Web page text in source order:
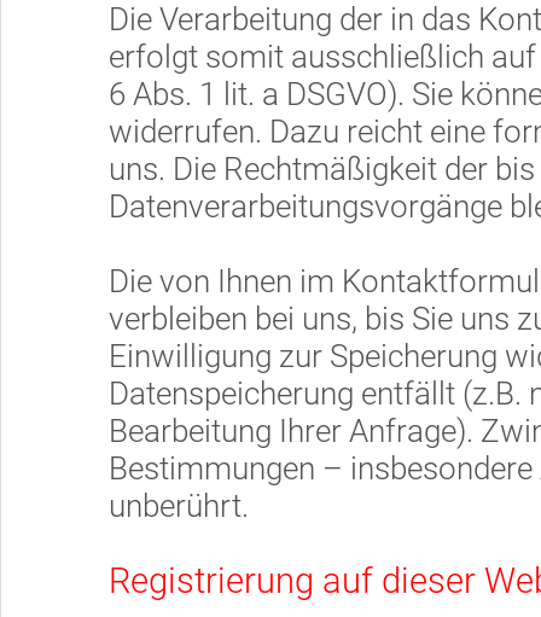
Die Verarbeitung der in das
erfolgt somit ausschließlich
6 Abs. 1 lit. a DSGVO). Sie
widerrufen. Dazu reicht eine
uns. Die Rechtmäßigkeit der
Datenverarbeitungsvorgänge
Die von Ihnen im
verbleiben bei uns, bis Sie uns
Einwilligung zur Speicherung
Datenspeicherung entfällt (z.B.
Bearbeitung Ihrer Anfrage).
Bestimmungen –
unberührt.
Registrierung auf dieser